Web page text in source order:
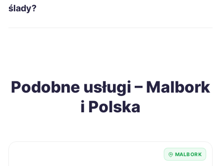
Jelenia Góra
Sieradz 202 zł
ślady?
Podobne usługi – Malbork
i Polska
MALBORK